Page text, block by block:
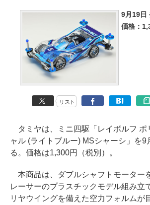
9月19日
価格：
リスト
タミヤは、ミニ四駆「レイボルフ ポ
ャル (ライトブルー) MSシャーシ」を9
る。価格は1,300円（税別）。
本商品は、ダブルシャフトモーター
レーサーのプラスチックモデル組み立
リヤウイングを備えた空力フォルムが